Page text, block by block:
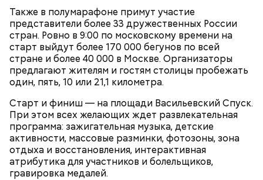
Также в полумарафоне примут участие
представители более 33 дружественных России
стран. Ровно в 9:00 по московскому времени на
старт выйдут более 170 000 бегунов по всей
стране и более 40 000 в Москве. Организаторы
предлагают жителям и гостям столицы пробежать
один, пять, 10 или 21,1 километра.
Старт и финиш — на площади Васильевский Спуск.
При этом всех желающих ждет развлекательная
программа: зажигательная музыка, детские
активности, массовые разминки, фотозоны, зона
отдыха и восстановления, интерактивная
атрибутика для участников и болельщиков,
гравировка медалей.
Спагетти из кабачков
— В дыне содержится много сахара, который
представлен фруктозой. С одной стороны — это
хорошо, потому что дает энергию. Но важно
помнить, что сладкими дынями не нужно сильно
увлекаться, так же как и арбузами, людям с
сахарным диабетом и лишним весом, —
подчеркнула доктор.